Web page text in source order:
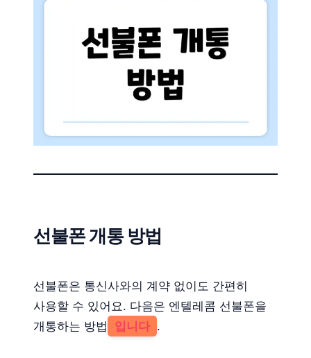
선불폰 개통 방법
선불폰은 통신사와의 계약 없이도 간편히
사용할 수 있어요. 다음은 엔텔레콤 선불폰을
개통하는 방법
입니다 .